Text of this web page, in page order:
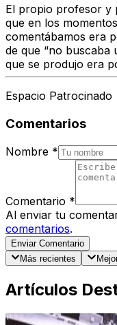
El propio profesor y
que en los
comentábamos era
de que “no buscaba
que se produjo era
Espacio Patrocinado
Comentarios
Nombre *
Comentario *
Al enviar tu
comentarios.
Enviar Comentario
Más recientes
Artículos